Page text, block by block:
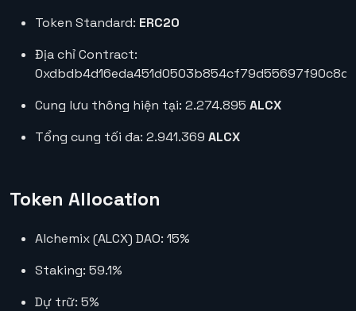
Token Standard: ERC20
Địa chỉ Contract:
0xdbdb4d16eda451d0503b854cf79d55697f90c8df
Cung lưu thông hiện tại: 2.274.895 ALCX
Tổng cung tối đa: 2.941.369 ALCX
Token Allocation
Alchemix (ALCX) DAO: 15%
Staking: 59.1%
Dự trữ: 5%